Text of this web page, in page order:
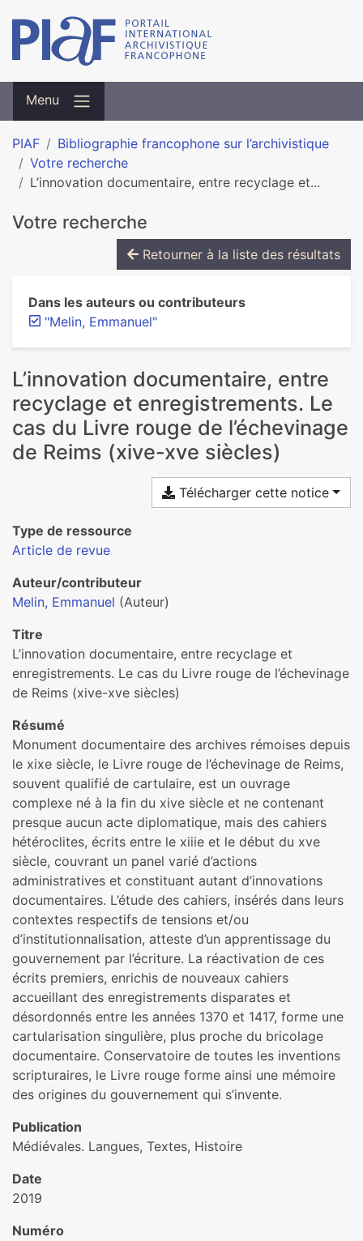
Menu
PIAF
Bibliographie francophone sur l’archivistique
Votre recherche
L’innovation documentaire, entre recyclage et...
Votre recherche
Retourner à la liste des résultats
Dans les auteurs ou contributeurs
"Melin, Emmanuel"
L’innovation documentaire, entre
recyclage et enregistrements. Le
cas du Livre rouge de l’échevinage
de Reims (xive-xve siècles)
Télécharger cette notice
Type de ressource
Article de revue
Auteur/contributeur
Melin, Emmanuel (Auteur)
Titre
L’innovation documentaire, entre recyclage et
enregistrements. Le cas du Livre rouge de l’échevinage
de Reims (xive-xve siècles)
Résumé
Monument documentaire des archives rémoises depuis
le xixe siècle, le Livre rouge de l’échevinage de Reims,
souvent qualifié de cartulaire, est un ouvrage
complexe né à la fin du xive siècle et ne contenant
presque aucun acte diplomatique, mais des cahiers
hétéroclites, écrits entre le xiiie et le début du xve
siècle, couvrant un panel varié d’actions
administratives et constituant autant d’innovations
documentaires. L’étude des cahiers, insérés dans leurs
contextes respectifs de tensions et/ou
d’institutionnalisation, atteste d’un apprentissage du
gouvernement par l’écriture. La réactivation de ces
écrits premiers, enrichis de nouveaux cahiers
accueillant des enregistrements disparates et
désordonnés entre les années 1370 et 1417, forme une
cartularisation singulière, plus proche du bricolage
documentaire. Conservatoire de toutes les inventions
scripturaires, le Livre rouge forme ainsi une mémoire
des origines du gouvernement qui s’invente.
Publication
Médiévales. Langues, Textes, Histoire
Date
2019
Numéro